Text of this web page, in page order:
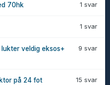
1 svar
70hk
1 svar
9 svar
veldig eksos+
15 svar
på 24 fot